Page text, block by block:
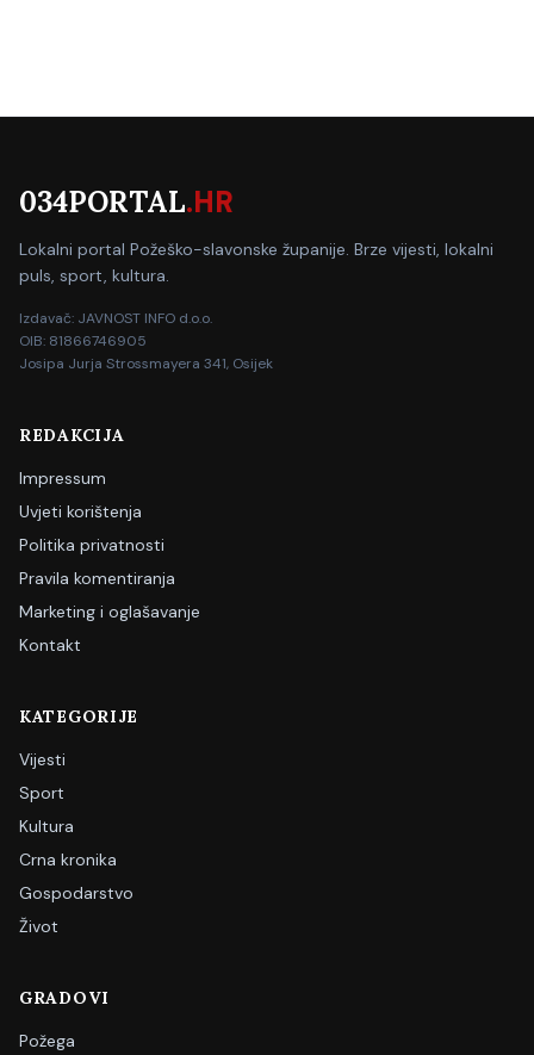
034PORTAL.HR
Lokalni portal Požeško-slavonske županije. Brze vijesti, lokalni
puls, sport, kultura.
Izdavač: JAVNOST INFO d.o.o.
OIB: 81866746905
Josipa Jurja Strossmayera 341, Osijek
REDAKCIJA
Impressum
Uvjeti korištenja
Politika privatnosti
Pravila komentiranja
Marketing i oglašavanje
Kontakt
KATEGORIJE
Vijesti
Sport
Kultura
Crna kronika
Gospodarstvo
Život
GRADOVI
Požega